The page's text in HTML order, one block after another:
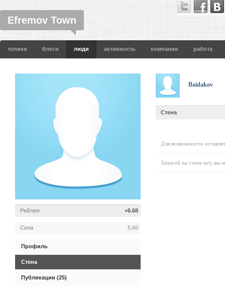
Efremov Town
топики блоги люди активность компании работа
Baidakov
Стена
Для возможности
Записей на стене нет, вы
Рейтинг +6.68
Сила 5.60
Профиль
Стена
Публикации (25)